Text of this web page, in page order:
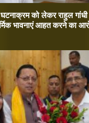
को लेकर राहुल
भावनाएं आहत करने का